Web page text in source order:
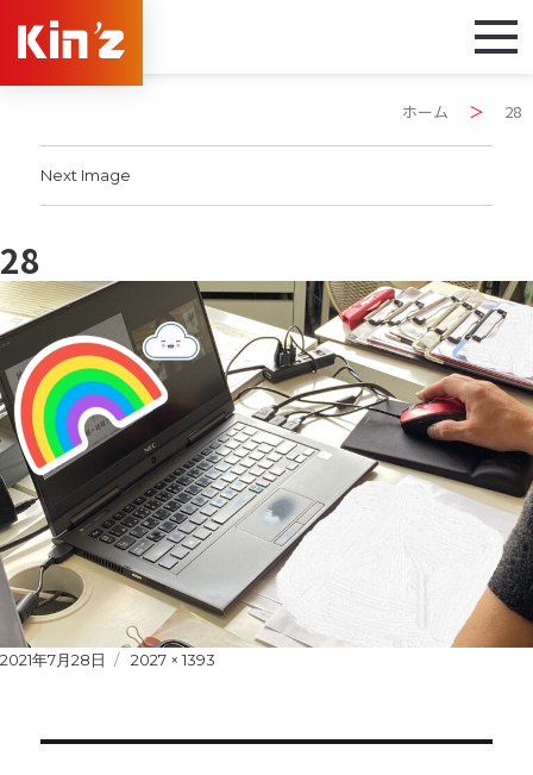
ホーム ＞ 28
Next Image
28
Posted
2021年7月28日
Full
2027 × 1393